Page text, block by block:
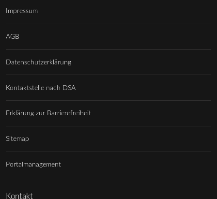
Impressum
AGB
Datenschutzerklärung
Kontaktstelle nach DSA
Erklärung zur Barrierefreiheit
Sitemap
Portalmanagement
Kontakt